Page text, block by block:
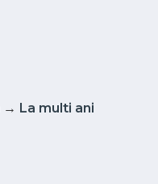
→ La multi ani